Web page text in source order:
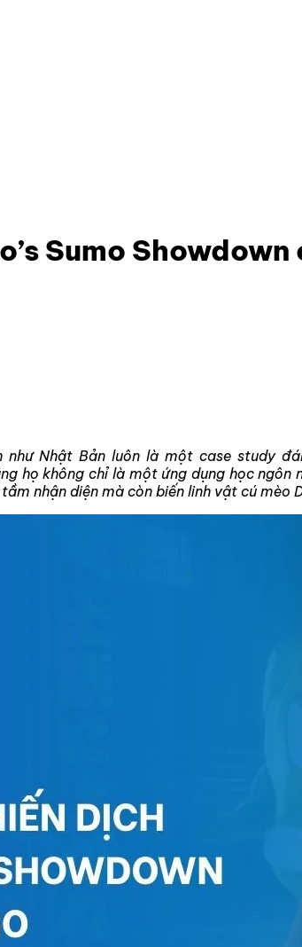
Sumo
Nhật Bản luôn là một case study
họ không chỉ là một ứng dụng học
nhận diện mà còn biến linh vật cú